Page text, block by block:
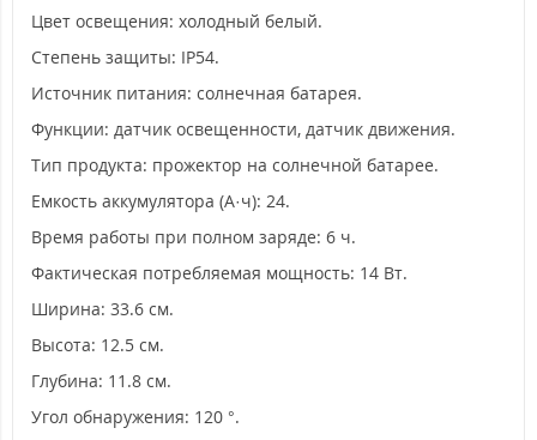
Цвет освещения: холодный белый.
Степень защиты: IP54.
Источник питания: солнечная батарея.
Функции: датчик освещенности, датчик движения.
Тип продукта: прожектор на солнечной батарее.
Емкость аккумулятора (А·ч): 24.
Время работы при полном заряде: 6 ч.
Фактическая потребляемая мощность: 14 Вт.
Ширина: 33.6 см.
Высота: 12.5 см.
Глубина: 11.8 см.
Угол обнаружения: 120 °.